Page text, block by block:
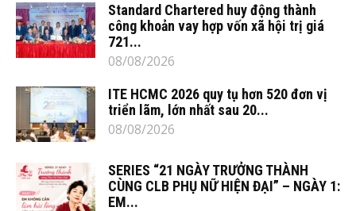
Standard Chartered huy động thành
công khoản vay hợp vốn xã hội trị giá
721...
08/08/2026
ITE HCMC 2026 quy tụ hơn 520 đơn vị
triển lãm, lớn nhất sau 20...
08/08/2026
SERIES “21 NGÀY TRƯỞNG THÀNH
CÙNG CLB PHỤ NỮ HIỆN ĐẠI” – NGÀY 1:
EM...